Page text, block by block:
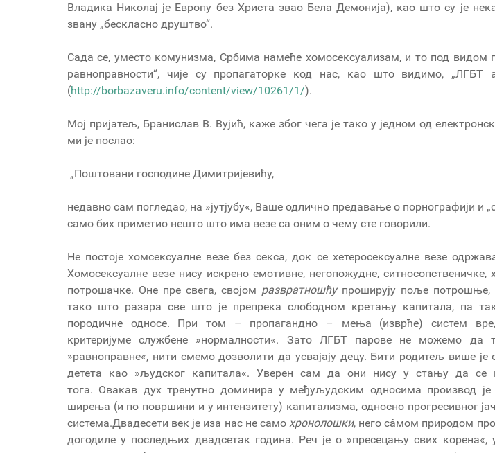
Владика Николај је Европу без Христа звао Бела Демонија), као што су је
звану „бескласно друштво“.
Сада се, уместо комунизма, Србима намеће хомосексуализам, и то под видом
равноправности“, чије су пропагаторке код нас, као што видимо, „ЛГБТ
(http://borbazaveru.info/content/view/10261/1/).
Мој пријатељ, Бранислав В. Вујић, каже због чега је тако у једном од
ми је послао:
„Поштовани господине Димитријевићу,
недавно сам погледао, на »јутјубу«, Ваше одлично предавање о порнографији и
само бих приметио нешто што има везе са оним о чему сте говорили.
Не постоје хомсексуалне везе без секса, док се хетеросексуалне везе
Хомосексуалне везе нису искрено емотивне, негопожудне, ситносопственичке,
потрошачке. Оне пре свега, својом развратношћупроширују поље потрошње,
тако што разара све што је препрека слободном кретању капитала, па
породичне односе. При том – пропагандно – мења (изврће) систем
критеријуме службене »нормалности«. Зато ЛГБТ парове не можемо да
»равноправне«, нити смемо дозволити да усвајају децу. Бити родитељ више
детета као »људског капитала«. Уверен сам да они нису у стању да се
тога. Овакав дух тренутно доминира у међуљудским односима производ је
ширења (и по површини и у интензитету) капитализма, односно прогресивног
система.Двадесети век је иза нас не само хронолошки, него сâмом природом
догодиле у последњих двадсетак година. Реч је о »пресецању свих корена«,